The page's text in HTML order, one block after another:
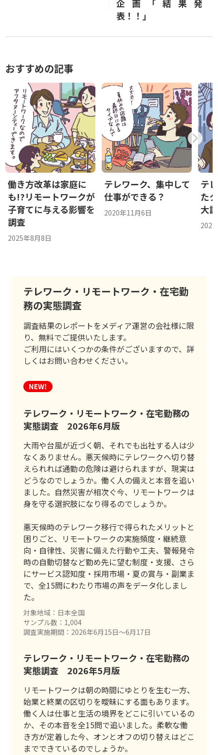
企画「結果発
表！！」
おすすめの記事
働き方改革は家庭に
も!?リモートワークが
子育てに与える影響を
調査
2025年8月8日
テレワーク、集中して
仕事ができる？
2020年11月6日
テ
た
大
テレワーク・リモートワーク・在宅勤
務の実態調査
調査結果のレポートをメディア運営の会社様に限
り、無料でご提供いたします。
ご利用にはいくつかの条件がございますので、詳
しくはお問い合わせください。
テレワーク・リモートワーク・在宅勤務の
実態調査 2026年6月版
大雨や台風が近づく朝、それでも出社する人は少
なくありません。悪天候時にテレワークへ切り替
えられれば通勤の危険は避けられますが、現実は
どうなのでしょうか。働く人の備えと本音を追い
ました。自然災害が相次ぐ今、リモートワークは
身を守る選択肢になり得るのでしょうか。
悪天候時のテレワーク移行で得られたメリットと
困りごと、リモートワークの実施頻度・継続意
向・自律性、災害に備えた行動や工夫、警報発令
時の自動切替など勤め先に望む制度・支援、さら
にサービス認知度・採用市場・夏の賞与・副業ま
で、全15問にわたり市場の声をデータ化しまし
た。
対象地域：日本全国
サンプル数：1,004
調査実施期間：2026年6月15日〜6月17日
テレワーク・リモートワーク・在宅勤務の
実態調査 2026年5月版
リモートワークは朝の時間にゆとりを生む一方、
始業と終業の区切りを曖昧にする面もあります。
働く人は仕事と生活の境界をどこに引いているの
か、その本音を全15問で追いました。柔軟な働
き方が定着した今、オンとオフの切り替えはどこ
までできているのでしょうか。